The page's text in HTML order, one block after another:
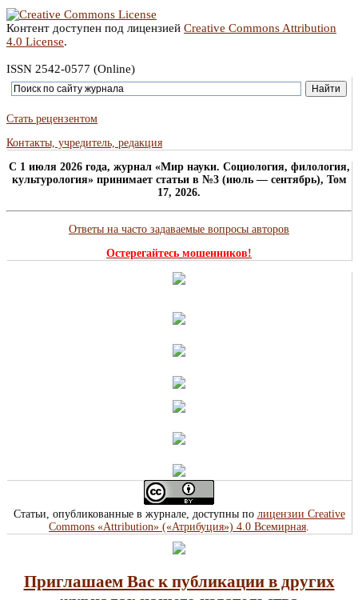
Контент доступен под лицензией Creative Commons Attribution
4.0 License.
ISSN 2542-0577 (Online)
Стать рецензентом
Контакты, учредитель, редакция
C 1 июля 2026 года, журнал «Мир науки. Социология, филология,
культурология» принимает статьи в №3 (июль — сентябрь), Том
17, 2026.
Ответы на часто задаваемые вопросы авторов
Остерегайтесь мошенников!
Статьи, опубликованные в журнале, доступны по лицензии Creative
Commons «Attribution» («Атрибуция») 4.0 Всемирная.
Приглашаем Вас к публикации в других